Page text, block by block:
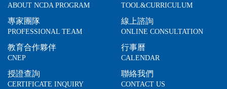
ABOUT NCDA PROGRAM
專家團隊
PROFESSIONAL TEAM
教育合作夥伴
CNEP
授證查詢
CERTIFICATE INQUIRY
TOOL&CURRICULUM
線上諮詢
ONLINE CONSULTATION
行事曆
CALENDAR
聯絡我們
CONTACT US